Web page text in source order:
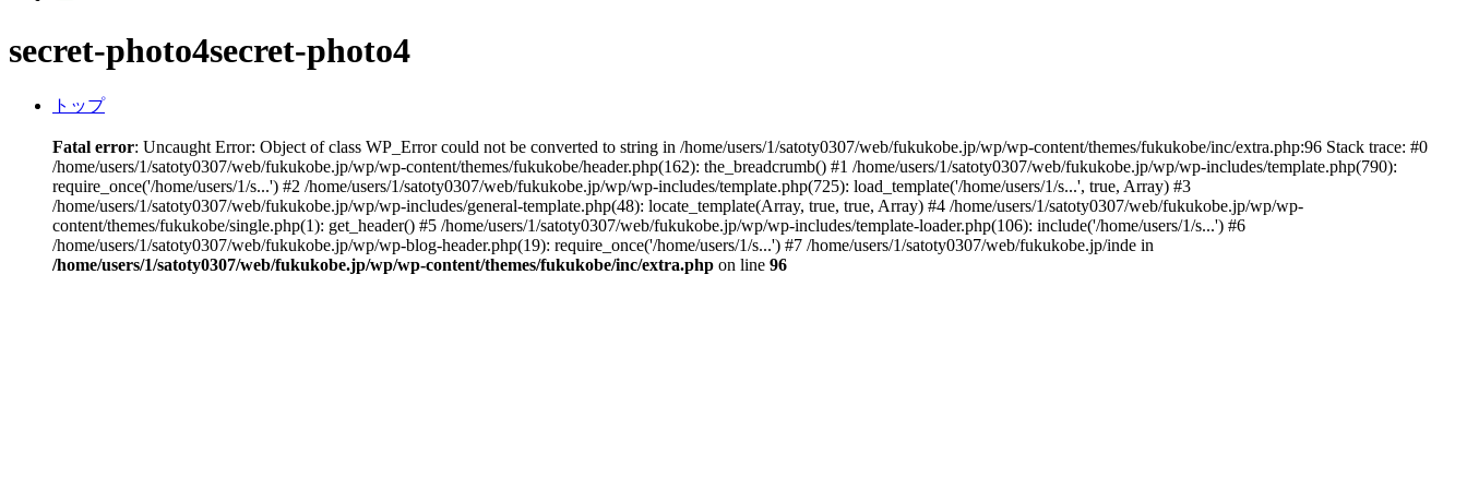
secret-photo4secret-photo4
トップ
Fatal error: Uncaught Error: Object of class WP_Error could not be converted to string in /home/users/1/satoty0307/web/fukukobe.jp/wp/wp-content/themes/fukukobe/inc/extra.php:96 Stack trace: #0
/home/users/1/satoty0307/web/fukukobe.jp/wp/wp-content/themes/fukukobe/header.php(162): the_breadcrumb() #1 /home/users/1/satoty0307/web/fukukobe.jp/wp/wp-includes/template.php(790):
require_once('/home/users/1/s...') #2 /home/users/1/satoty0307/web/fukukobe.jp/wp/wp-includes/template.php(725): load_template('/home/users/1/s...', true, Array) #3
/home/users/1/satoty0307/web/fukukobe.jp/wp/wp-includes/general-template.php(48): locate_template(Array, true, true, Array) #4 /home/users/1/satoty0307/web/fukukobe.jp/wp/wp-
content/themes/fukukobe/single.php(1): get_header() #5 /home/users/1/satoty0307/web/fukukobe.jp/wp/wp-includes/template-loader.php(106): include('/home/users/1/s...') #6
/home/users/1/satoty0307/web/fukukobe.jp/wp/wp-blog-header.php(19): require_once('/home/users/1/s...') #7 /home/users/1/satoty0307/web/fukukobe.jp/inde in
/home/users/1/satoty0307/web/fukukobe.jp/wp/wp-content/themes/fukukobe/inc/extra.php on line 96